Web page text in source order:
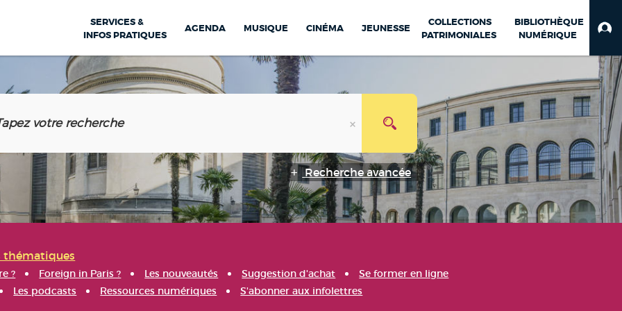
SERVICES &
INFOS PRATIQUES
AGENDA MUSIQUE CINÉMA JEUNESSE
COLLECTIONS
PATRIMONIALES
BIBLIOTHÈQUE
NUMÉRIQUE
Recherche avancée
thématiques
? Foreign in Paris ? Les nouveautés Suggestion d'achat
Se former en ligne
Les podcasts Ressources numériques S'abonner aux infolettres